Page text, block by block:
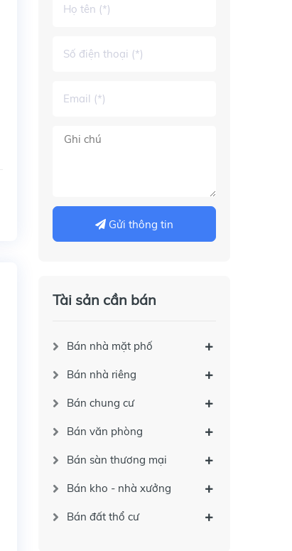
Gửi thông tin
Tài sản cần bán
Bán nhà mặt phố
Bán nhà riêng
Bán chung cư
Bán văn phòng
Bán sàn thương mại
Bán kho - nhà xưởng
Bán đất thổ cư